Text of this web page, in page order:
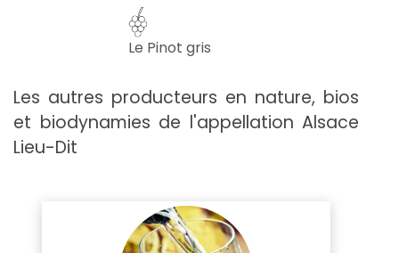
Le Pinot gris
Les autres producteurs en nature, bios
et biodynamies de l'appellation Alsace
Lieu-Dit